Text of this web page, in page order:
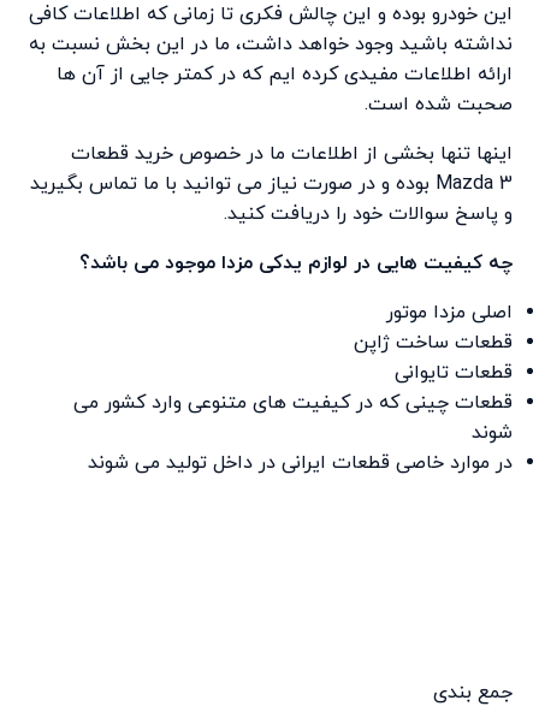
این خودرو بوده و این چالش فکری تا زمانی که اطلاعات کافی
نداشته باشید وجود خواهد داشت، ما در این بخش نسبت به
ارائه اطلاعات مفیدی کرده ایم که در کمتر جایی از آن ها
صحبت شده است.
اینها تنها بخشی از اطلاعات ما در خصوص خرید قطعات
Mazda 3 بوده و در صورت نیاز می توانید با ما تماس بگیرید
و پاسخ سوالات خود را دریافت کنید.
چه کیفیت هایی در لوازم یدکی مزدا موجود می باشد؟
اصلی مزدا موتور
قطعات ساخت ژاپن
قطعات تایوانی
قطعات چینی که در کیفیت های متنوعی وارد کشور می
شوند
در موارد خاصی قطعات ایرانی در داخل تولید می شوند
جمع بندی